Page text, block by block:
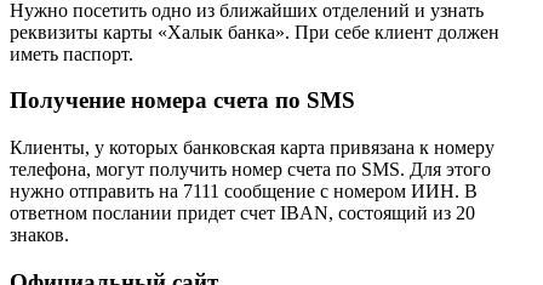
Нужно посетить одно из ближайших отделений и узнать
реквизиты карты «Халык банка». При себе клиент должен
иметь паспорт.
Получение номера счета по SMS
Клиенты, у которых банковская карта привязана к номеру
телефона, могут получить номер счета по SMS. Для этого
нужно отправить на 7111 сообщение с номером ИИН. В
ответном послании придет счет IBAN, состоящий из 20
знаков.